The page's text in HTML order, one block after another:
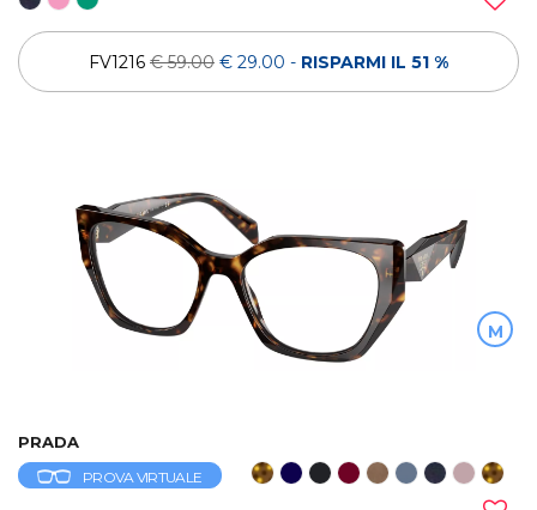
FV1216 € 59.00 € 29.00 - RISPARMI IL 51 %
M
PRADA
PROVA VIRTUALE